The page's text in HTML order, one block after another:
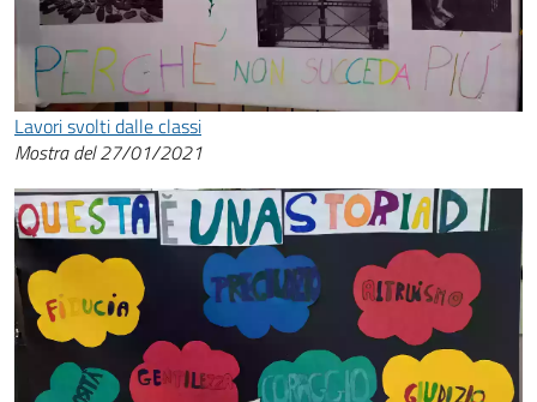
Lavori svolti dalle classi
Mostra del 27/01/2021